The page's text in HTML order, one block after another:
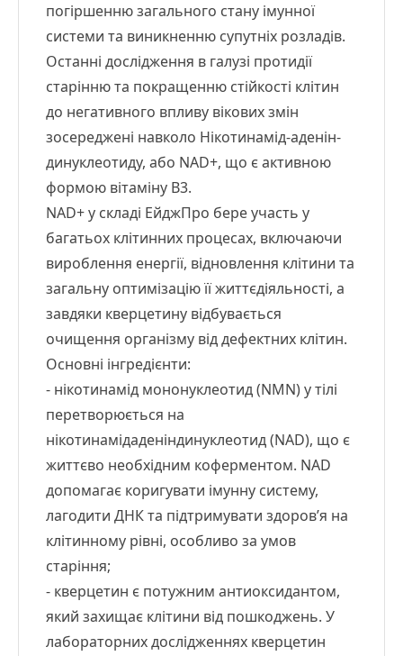
погіршенню загального стану імунної
системи та виникненню супутніх розладів.
Останні дослідження в галузі протидії
старінню та покращенню стійкості клітин
до негативного впливу вікових змін
зосереджені навколо Нікотинамід-аденін-
динуклеотиду, або NAD+, що є активною
формою вітаміну В3.
NAD+ у складі ЕйджПро бере участь у
багатьох клітинних процесах, включаючи
вироблення енергії, відновлення клітини та
загальну оптимізацію її життєдіяльності, а
завдяки кверцетину відбувається
очищення організму від дефектних клітин.
Основні інгредієнти:
- нікотинамід мононуклеотид (NMN) у тілі
перетворюється на
нікотинамідаденіндинуклеотид (NAD), що є
життєво необхідним коферментом. NAD
допомагає коригувати імунну систему,
лагодити ДНК та підтримувати здоров’я на
клітинному рівні, особливо за умов
старіння;
- кверцетин є потужним антиоксидантом,
який захищає клітини від пошкоджень. У
лабораторних дослідженнях кверцетин